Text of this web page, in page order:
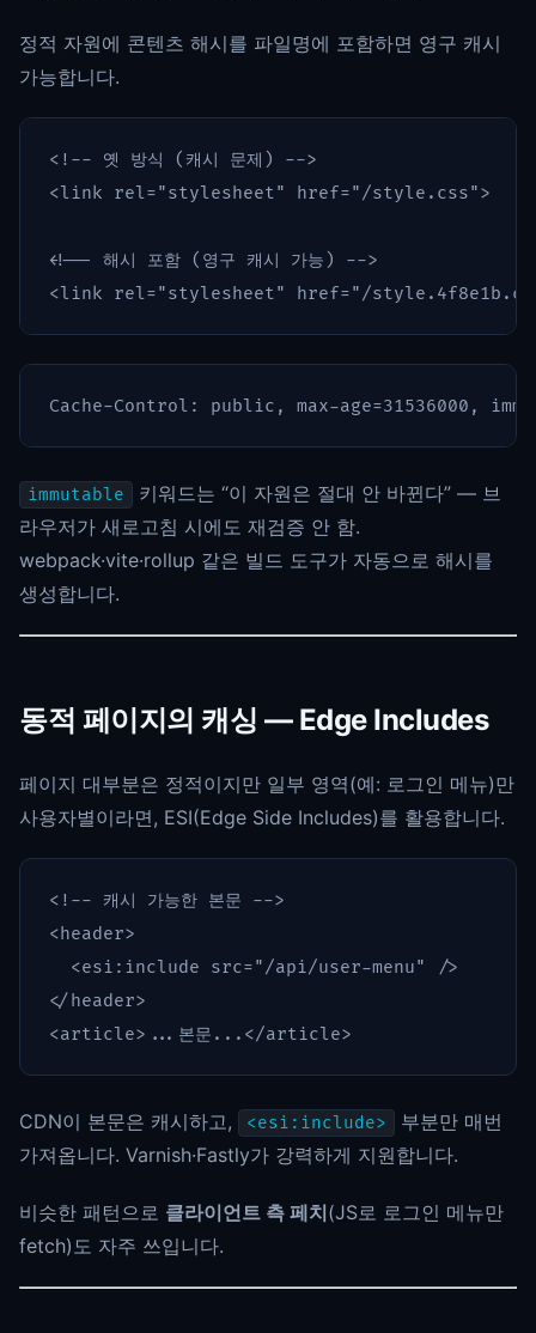
정적 자원에 콘텐츠 해시를 파일명에 포함하면 영구 캐시
가능합니다.
<!-- 옛 방식 (캐시 문제) -->
<link
rel="stylesheet" href="/style.css">
<!-- 해시 포함 (영구 캐시 가능) -->
<link
rel="stylesheet" href="/
immutable
키워드는 “이 자원은 절대 안 바뀐다” — 브
라우저가 새로고침 시에도 재검증 안 함.
webpack·vite·rollup 같은 빌드 도구가 자동으로 해시를
생성합니다.
동적 페이지의 캐싱 — Edge Includes
페이지 대부분은 정적이지만 일부 영역(예: 로그인 메뉴)만
사용자별이라면, ESI(Edge Side Includes)를 활용합니다.
<!-- 캐시 가능한 본문 -->
<header>
<esi:include
src="/api/user-menu"
/>
</header>
<article> ...본문... </article>
CDN이 본문은 캐시하고, <esi:include>
부분만 매번
가져옵니다. Varnish·Fastly가 강력하게 지원합니다.
비슷한 패턴으로 클라이언트 측 페치(JS로 로그인 메뉴만
fetch)도 자주 쓰입니다.